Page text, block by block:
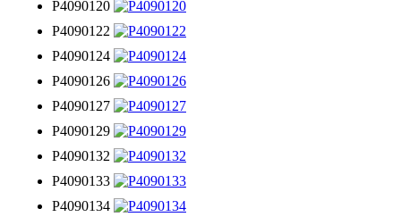
P4090120
P4090122
P4090124
P4090126
P4090127
P4090129
P4090132
P4090133
P4090134